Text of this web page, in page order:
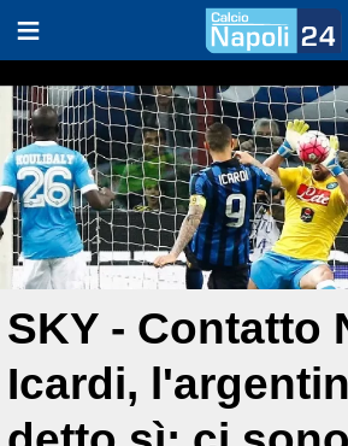
SKY - Contatto
Icardi,